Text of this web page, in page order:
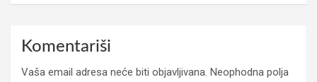
Komentariši
Vaša email adresa neće biti objavljivana. Neophodna polja